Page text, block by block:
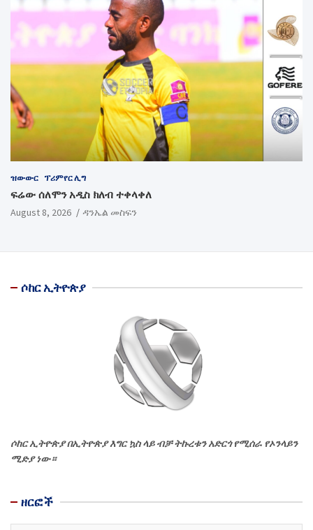
ዝውውር ፕሪምየር ሊግ
ፍሬው ሰለሞን አዲስ ክለብ ተቀላቀለ
August 8, 2026 ዳንኤል መስፍን
ሶከር ኢትዮጵያ
ሶከር ኢትዮጵያ በኢትዮጵያ እግር ኳስ ላይ ብቻ ትኩረቱን አድርጎ የሚሰራ የኦንላይን
ሚድያ ነው።
ዘርፎች